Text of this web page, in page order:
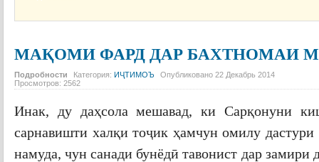
МАҚОМИ ФАРД ДАР БАХТНОМАИ
Подробности Категория: ИҶТИМОЪ Опубликовано 22 Декабрь 2014
Просмотров: 2562
Инак, ду даҳсола мешавад, ки Сарқонуни
сарнавишти халқи тоҷик ҳамчун омилу
намуда, чун санади бунёдӣ тавонист дар замири